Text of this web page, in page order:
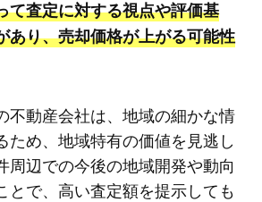
て査定に対する視点や評価基
あり、売却価格が上がる可能性
不動産会社は、地域の細かな情
ため、地域特有の価値を見逃し
周辺での今後の地域開発や動向
とで、高い査定額を提示しても